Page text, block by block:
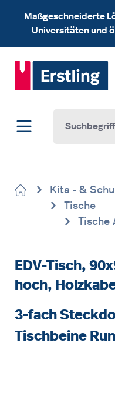
Zum Hauptinhalt springen
Maßgeschneiderte
Universitäten und
Kita - &
Tische
Tische
EDV-Tisch,
hoch,
3-fach
Tischbeine